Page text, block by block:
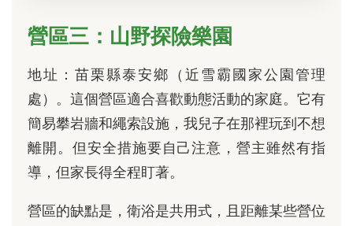
營區三：山野探險樂園
地址：苗栗縣泰安鄉（近雪霸國家公園管理
處）。這個營區適合喜歡動態活動的家庭。它有
簡易攀岩牆和繩索設施，我兒子在那裡玩到不想
離開。但安全措施要自己注意，營主雖然有指
導，但家長得全程盯著。
營區的缺點是，衛浴是共用式，且距離某些營位